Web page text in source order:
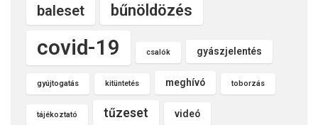
baleset bűnöldözés
covid-19 csalók gyászjelentés
gyújtogatás kitüntetés meghívó toborzás
tájékoztató tűzeset videó